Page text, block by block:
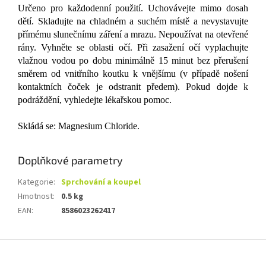
Určeno pro každodenní použití. Uchovávejte mimo dosah
dětí. Skladujte na chladném a suchém místě a nevystavujte
přímému slunečnímu záření a mrazu. Nepoužívat na otevřené
rány. Vyhněte se oblasti očí. Při zasažení očí vyplachujte
vlažnou vodou po dobu minimálně 15 minut bez přerušení
směrem od vnitřního koutku k vnějšímu (v případě nošení
kontaktních čoček je odstranit předem). Pokud dojde k
podráždění, vyhledejte lékařskou pomoc.
Skládá se: Magnesium Chloride.
Doplňkové parametry
Kategorie: Sprchování a koupel
Hmotnost:
0.5 kg
EAN: 8586023262417